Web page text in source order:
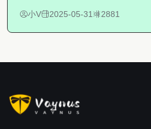
小V 2025-05-31 2881